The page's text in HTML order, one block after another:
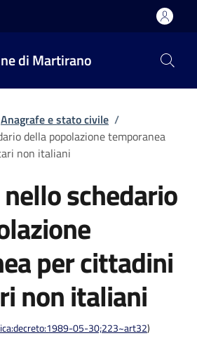
di Martirano
Anagrafe e stato civile /
della popolazione temporanea
non italiani
schedario
per cittadini
non italiani
05-30;223~art32)